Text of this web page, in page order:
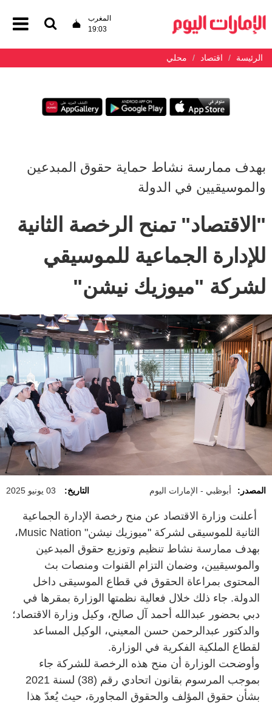
المغرب
19:03
الرئيسة اقتصاد محلي
بهدف ممارسة نشاط حماية حقوق المبدعين
والموسيقيين في الدولة
"الاقتصاد" تمنح الرخصة الثانية
للإدارة الجماعية للموسيقي
لشركة "ميوزيك نيشن"
المصدر: أبوظبي - الإمارات اليوم التاريخ: 03 يونيو 2025
أعلنت وزارة الاقتصاد عن منح رخصة الإدارة الجماعية
الثانية للموسيقى لشركة "ميوزيك نيشن" Music Nation،
بهدف ممارسة نشاط تنظيم وتوزيع حقوق المبدعين
والموسيقيين، وضمان التزام القنوات ومنصات بث
المحتوى بمراعاة الحقوق في قطاع الموسيقى داخل
الدولة. جاء ذلك خلال فعالية نظمتها الوزارة بمقرها في
دبي بحضور عبدالله أحمد آل صالح، وكيل وزارة الاقتصاد؛
والدكتور عبدالرحمن حسن المعيني، الوكيل المساعد
لقطاع الملكية الفكرية في الوزارة.
وأوضحت الوزارة أن منح هذه الرخصة للشركة جاء
بموجب المرسوم بقانون اتحادي رقم (38) لسنة 2021
بشأن حقوق المؤلف والحقوق المجاورة، حيث يُعدّ هذا